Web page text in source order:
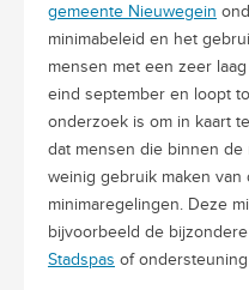
gemeente Nieuwegein
minimabeleid en het
mensen met een zeer
eind september en loopt
onderzoek is om in kaart
dat mensen die binnen de
weinig gebruik maken
minimaregelingen. Deze
bijvoorbeeld de
Stadspas of ondersteuning